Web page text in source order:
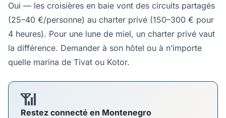
Oui — les croisières en baie vont des circuits partagés
(25–40 €/personne) au charter privé (150–300 € pour
4 heures). Pour une lune de miel, un charter privé vaut
la différence. Demander à son hôtel ou à n’importe
quelle marina de Tivat ou Kotor.
📶
Restez connecté en Montenegro